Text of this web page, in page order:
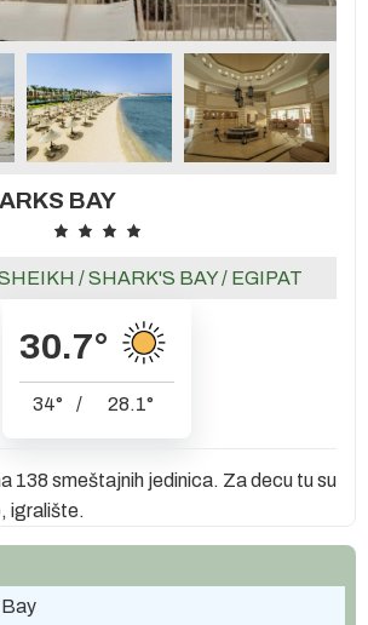
BAY
/SHARK'S BAY/ EGIPAT
30.7°
34° / 28.1°
138 smeštajnih jedinica. Za decu tu su
igralište.